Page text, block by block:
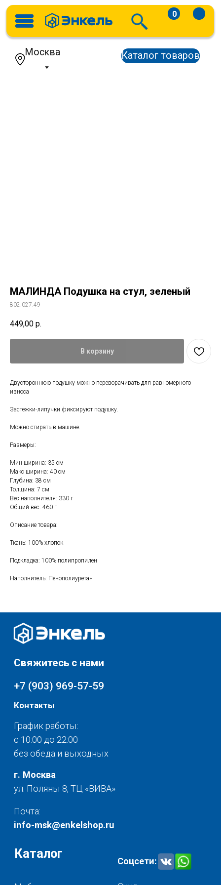
Каталог товаров
Москва
МАЛИНДА Подушка на стул, зеленый
802.027.49
449,00 р.
В корзину
Двустороннюю подушку можно переворачивать для равномерного
износа
Застежки-липучки фиксируют подушку.
Можно стирать в машине.
Размеры:
Мин ширина: 35 см
Макс ширина: 40 см
Глубина: 38 см
Толщина: 7 см
Вес наполнителя: 330 г
Общий вес: 460 г
Описание товара:
Ткань: 100% хлопок
Подкладка: 100% полипропилен
Наполнитель: Пенополиуретан
Каталог
Мебель
Текстиль для дома
Разное
Скидки и акции
О нас
с 10:00 до 22:00
+7 (903) 969-57-59
Контакты
Свяжитесь с нами
Почта:
ул. Поляны 8, ТЦ «ВИВА»